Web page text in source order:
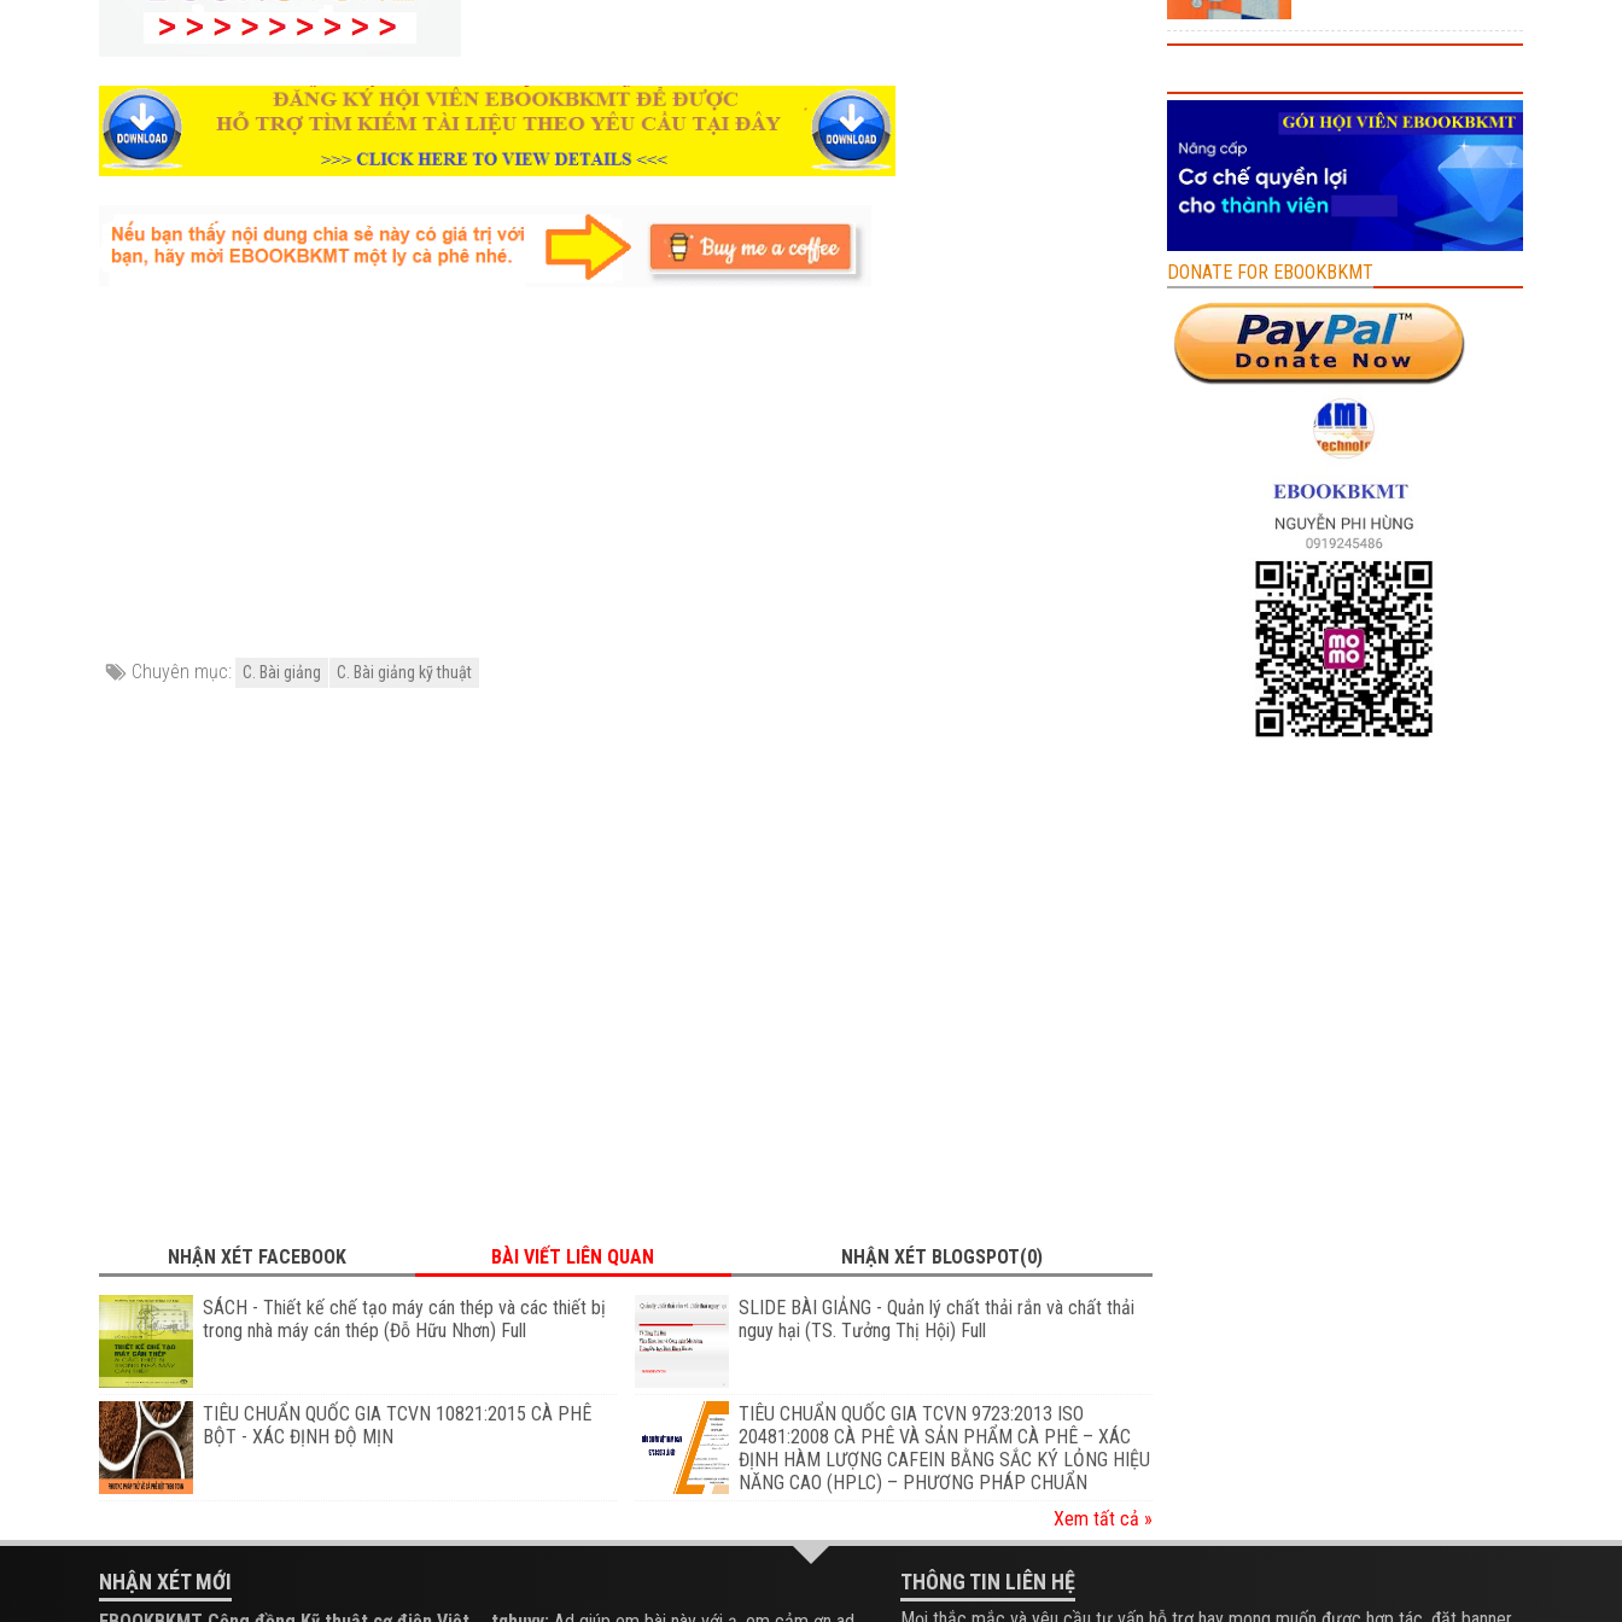
Chuyên mục: C. Bài giảng C. Bài giảng kỹ thuật
NHẬN XÉT FACEBOOK BÀI VIẾT LIÊN QUAN NHẬN XÉT BLOGSPOT(0)
SÁCH - Thiết kế chế tạo máy cán thép và các thiết bị
trong nhà máy cán thép (Đỗ Hữu Nhơn) Full
SLIDE BÀI GIẢNG - Quản lý chất thải rắn và chất thải
nguy hại (TS. Tưởng Thị Hội) Full
TIÊU CHUẨN QUỐC GIA TCVN 10821:2015 CÀ PHÊ
BỘT - XÁC ĐỊNH ĐỘ MỊN
TIÊU CHUẨN QUỐC GIA TCVN 9723:2013 ISO
20481:2008 CÀ PHÊ VÀ SẢN PHẨM CÀ PHÊ – XÁC
ĐỊNH HÀM LƯỢNG CAFEIN BẰNG SẮC KÝ LỎNG HIỆU
NĂNG CAO (HPLC) – PHƯƠNG PHÁP CHUẨN
Xem tất cả »
DONATE FOR EBOOKBKMT
NHẬN XÉT MỚI THÔNG TIN LIÊN HỆ